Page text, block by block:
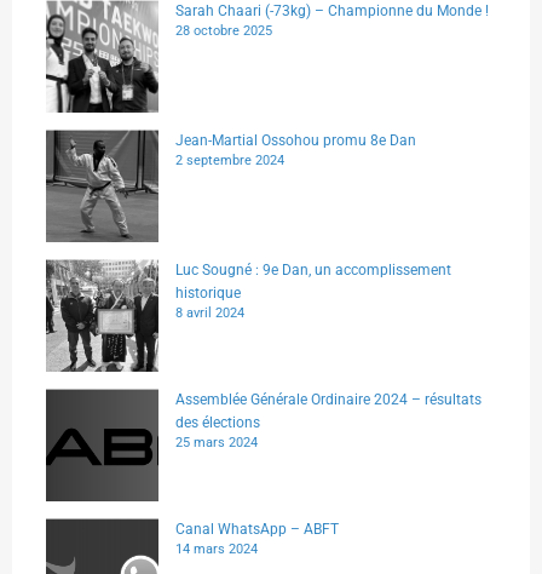
Sarah Chaari (-73kg) – Championne du Monde !
28 octobre 2025
Jean-Martial Ossohou promu 8e Dan
2 septembre 2024
Luc Sougné : 9e Dan, un accomplissement
historique
8 avril 2024
Assemblée Générale Ordinaire 2024 – résultats
des élections
25 mars 2024
Canal WhatsApp – ABFT
14 mars 2024